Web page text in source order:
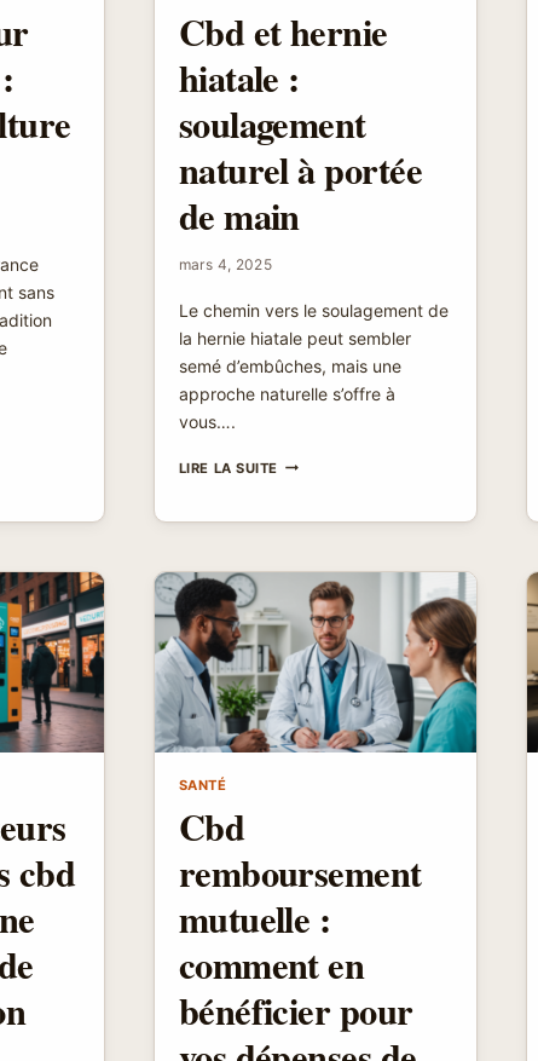
sans
Cbd et hernie
hiatale :
soulagement
naturel à portée
de main
mars 4, 2025
Le chemin vers le soulagement de
la hernie hiatale peut sembler
semé d’embûches, mais une
approche naturelle s’offre à
vous….
LIRE LA SUITE CBD
HIATALE
SOULAGEMENT
NATUREL
À
PORTÉE
DE
MAIN
cbd
SANTÉ
Cbd
remboursement
mutuelle :
comment en
bénéficier pour